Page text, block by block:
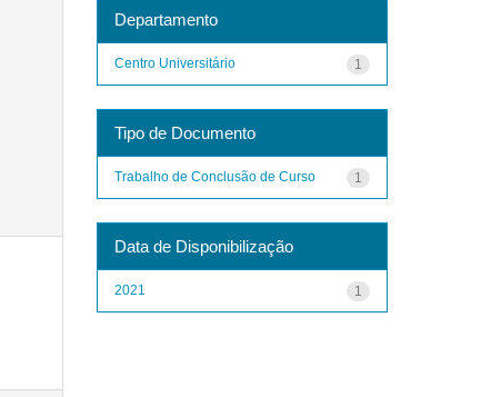
Departamento
1
Centro Universitário
Tipo de Documento
1
Trabalho de Conclusão de Curso
Data de Disponibilização
1
2021